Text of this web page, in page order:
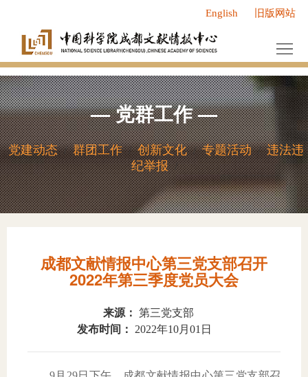
English 旧版网站
心
概
况
服
务
中
心
新
闻
动
态
研
究
成
人
才
党
—党群工作—
党建动态 / 群团工作 / 创新文化 / 专题活动 / 违法违
纪举报 /
成都文献情报中心第三党支部召开
2022年第三季度党员大会
来源： 第三党支部
发布时间：
2022年10月01日